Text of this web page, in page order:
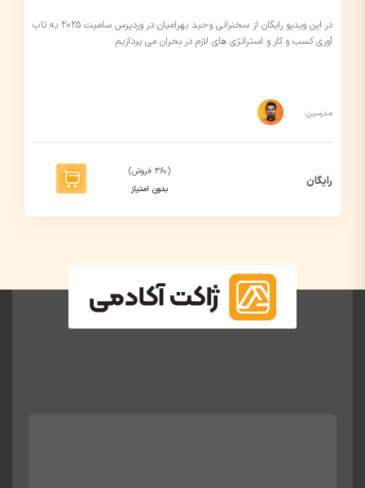
در این ویدیو رایگان از سخنرانی وحید بهرامیان در وردپرس سامیت ۲۰۲۵ به تاب
آوری کسب و کار و استراتژی های لازم در بحران می پردازیم.
مدرسین:
رایگان
(360 فروش)
بدون امتیاز